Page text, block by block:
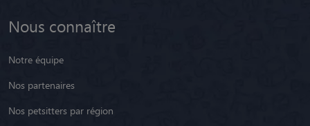
Nous connaître
Notre équipe
Nos partenaires
Nos petsitters par région